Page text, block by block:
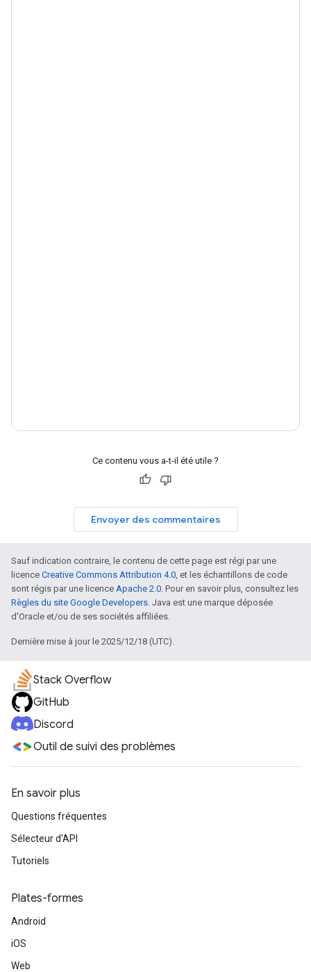
Ce contenu vous a-t-il été utile ?
Envoyer des commentaires
Sauf indication contraire, le contenu de cette page est régi par une
licence Creative Commons Attribution 4.0, et les échantillons de code
sont régis par une licence Apache 2.0. Pour en savoir plus, consultez les
Règles du site Google Developers. Java est une marque déposée
d'Oracle et/ou de ses sociétés affiliées.
Dernière mise à jour le 2025/12/18 (UTC).
Stack Overflow
GitHub
Discord
Outil de suivi des problèmes
En savoir plus
Questions fréquentes
Sélecteur d'API
Tutoriels
Plates-formes
Android
iOS
Web